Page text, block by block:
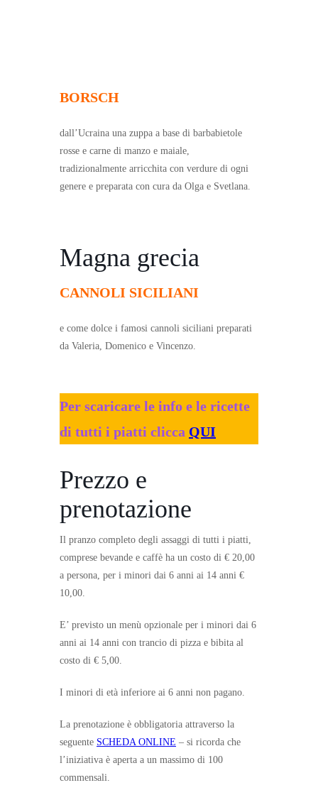
BORSCH
dall’Ucraina una zuppa a base di barbabietole
rosse e carne di manzo e maiale,
tradizionalmente arricchita con verdure di ogni
genere e preparata con cura da Olga e Svetlana.
Magna grecia
CANNOLI SICILIANI
e come dolce i famosi cannoli siciliani preparati
da Valeria, Domenico e Vincenzo.
Per scaricare le info e le ricette
di tutti i piatti clicca QUI
Prezzo e
prenotazione
Il pranzo completo degli assaggi di tutti i piatti,
comprese bevande e caffè ha un costo di € 20,00
a persona, per i minori dai 6 anni ai 14 anni €
10,00.
E’ previsto un menù opzionale per i minori dai 6
anni ai 14 anni con trancio di pizza e bibita al
costo di € 5,00.
I minori di età inferiore ai 6 anni non pagano.
La prenotazione è obbligatoria attraverso la
seguente SCHEDA ONLINE – si ricorda che
l’iniziativa è aperta a un massimo di 100
commensali.